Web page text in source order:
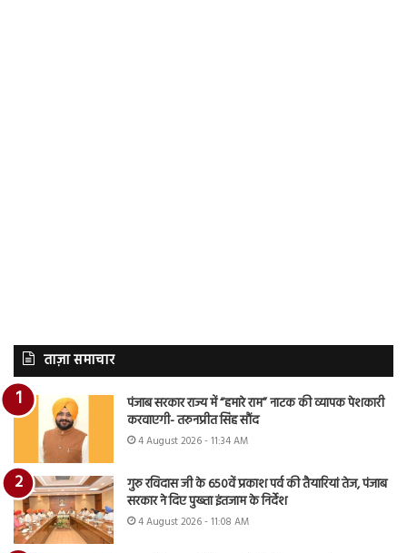
ताज़ा समाचार
पंजाब सरकार राज्य में “हमारे राम” नाटक की व्यापक पेशकारी
करवाएगी- तरुनप्रीत सिंह सौंद
4 August 2026 - 11:34 AM
गुरु रविदास जी के 650वें प्रकाश पर्व की तैयारियां तेज, पंजाब
सरकार ने दिए पुख्ता इंतजाम के निर्देश
4 August 2026 - 11:08 AM